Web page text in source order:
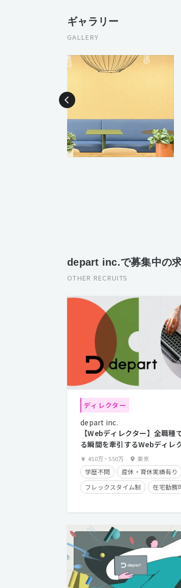
ギャラリー
GALLERY
depart inc.で募集中の
OTHER RECRUITS
ディレクター
depart inc.
【Webディレクター】全職種
る瞬間を牽引するWebディレ
450万~550万 東京
学歴不問 産休・育休実績有り
フレックスタイム制
在宅勤務